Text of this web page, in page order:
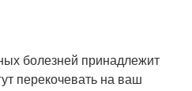
болезней принадлежит
перекочевать на ваш